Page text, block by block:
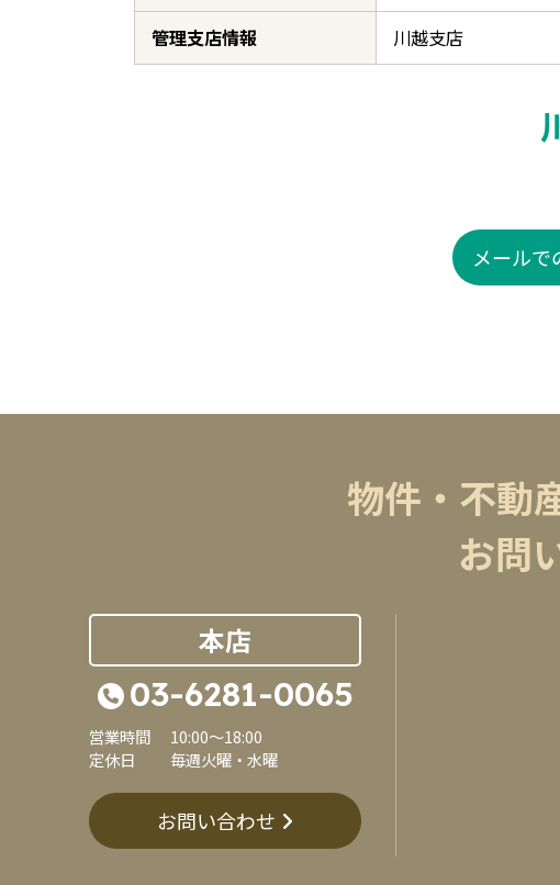
管理支店情報
川越支店
メールで
物件・不動
お問
本店
03-6281-0065
営業時間
10:00～18:00
定休日
毎週火曜・水曜
お問い合わせ